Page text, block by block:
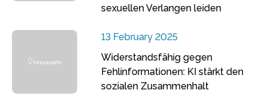
sexuellen Verlangen leiden
13 February 2025
Widerstandsfähig gegen
Fehlinformationen: KI stärkt den
sozialen Zusammenhalt